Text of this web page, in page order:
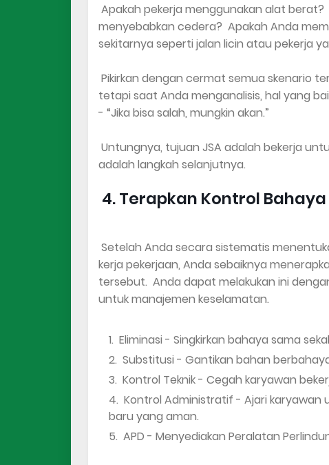
Apakah pekerja menggunakan alat
menyebabkan cedera? Apakah Anda
sekitarnya seperti jalan licin atau pekerja
Pikirkan dengan cermat semua skenario
tetapi saat Anda menganalisis, hal yang
- “Jika bisa salah, mungkin akan.”
Untungnya, tujuan JSA adalah bekerja
adalah langkah selanjutnya.
4. Terapkan Kontrol Bahaya
Setelah Anda secara sistematis
kerja pekerjaan, Anda sebaiknya
tersebut. Anda dapat melakukan ini
untuk manajemen keselamatan.
Eliminasi - Singkirkan bahaya sama
Substitusi - Gantikan bahan
Kontrol Teknik - Cegah karyawan
Kontrol Administratif - Ajari karyawan
baru yang aman.
APD - Menyediakan Peralatan